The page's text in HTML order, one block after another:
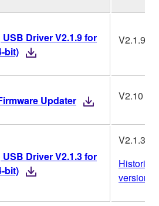
Driver V2.1.9 for
bit)
V2.1.9
Updater V2.10
Driver V2.1.3 for
bit)
V2.1.3
versions